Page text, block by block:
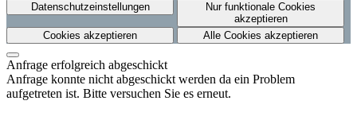
Datenschutzeinstellungen
Nur funktionale Cookies
akzeptieren
Cookies akzeptieren
Alle Cookies akzeptieren
Anfrage erfolgreich abgeschickt
Anfrage konnte nicht abgeschickt werden da ein Problem
aufgetreten ist. Bitte versuchen Sie es erneut.